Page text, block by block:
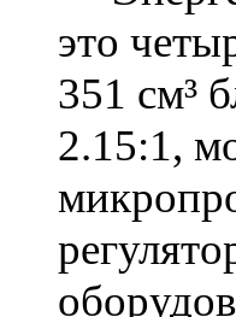
это
351 см³
2.15:1,